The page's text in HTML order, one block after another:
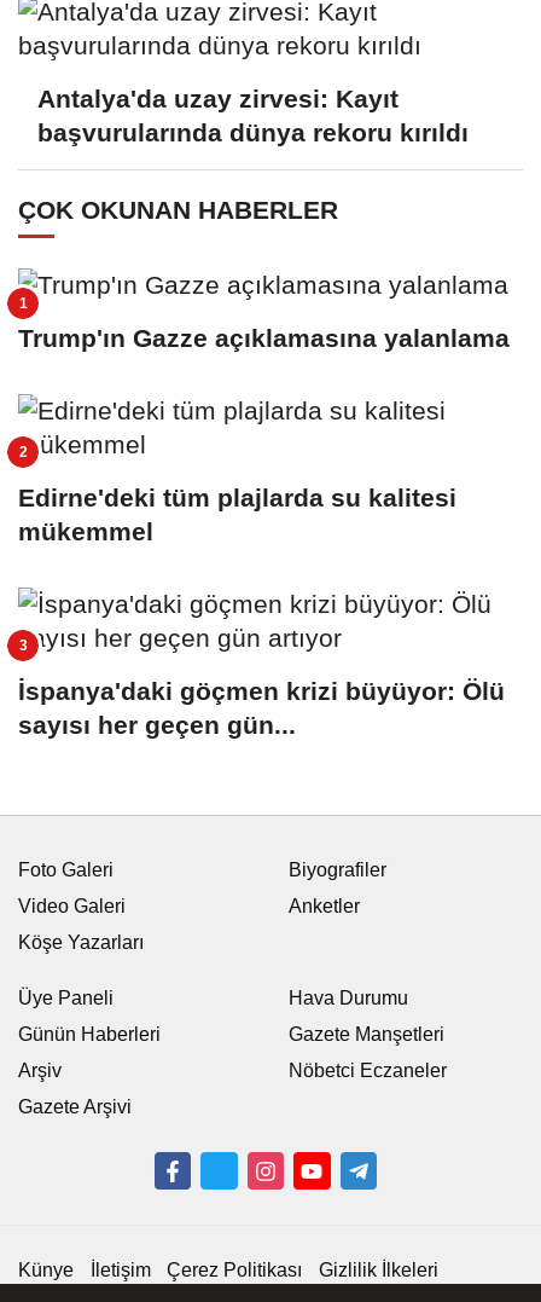
Antalya'da uzay zirvesi: Kayıt
başvurularında dünya rekoru kırıldı
ÇOK OKUNAN HABERLER
Trump'ın Gazze açıklamasına yalanlama
Edirne'deki tüm plajlarda su kalitesi
mükemmel
İspanya'daki göçmen krizi büyüyor: Ölü
sayısı her geçen gün...
Foto Galeri
Video Galeri
Köşe Yazarları
Biyografiler
Anketler
Üye Paneli
Günün Haberleri
Arşiv
Gazete Arşivi
Hava Durumu
Gazete Manşetleri
Nöbetci Eczaneler
Künye İletişim Çerez Politikası Gizlilik İlkeleri